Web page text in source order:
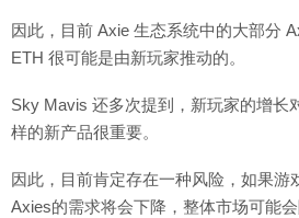
因此，目前 Axie 生态系统中的大部分
ETH 很可能是由新玩家推动的。
Sky Mavis 还多次提到，新玩家的增长
样的新产品很重要。
因此，目前肯定存在一种风险，如果游
Axies的需求将会下降，整体市场可能